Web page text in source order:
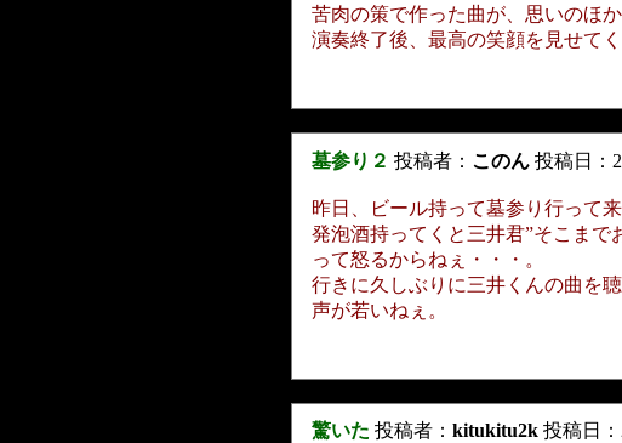
苦肉の策で作った曲が、思いのほ
演奏終了後、最高の笑顔を見せてく
墓参り２ 投稿者： このん 投稿日：
昨日、ビール持って墓参り行って来
発泡酒持ってくと三井君”そこまで
って怒るからねぇ・・・。
行きに久しぶりに三井くんの曲を
声が若いねぇ。
驚いた 投稿者：kitukitu2k 投稿日：